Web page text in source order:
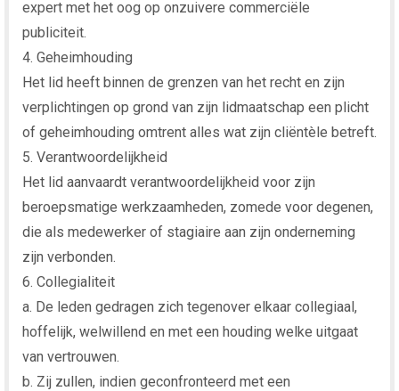
expert met het oog op onzuivere commerciële
publiciteit.
4. Geheimhouding
Het lid heeft binnen de grenzen van het recht en zijn
verplichtingen op grond van zijn lidmaatschap een plicht
of geheimhouding omtrent alles wat zijn cliëntèle betreft.
5. Verantwoordelijkheid
Het lid aanvaardt verantwoordelijkheid voor zijn
beroepsmatige werkzaamheden, zomede voor degenen,
die als medewerker of stagiaire aan zijn onderneming
zijn verbonden.
6. Collegialiteit
a. De leden gedragen zich tegenover elkaar collegiaal,
hoffelijk, welwillend en met een houding welke uitgaat
van vertrouwen.
b. Zij zullen, indien geconfronteerd met een